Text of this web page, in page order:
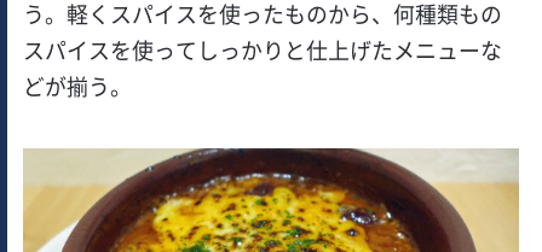
う。軽くスパイスを使ったものから、何種類もの
スパイスを使ってしっかりと仕上げたメニューな
どが揃う。